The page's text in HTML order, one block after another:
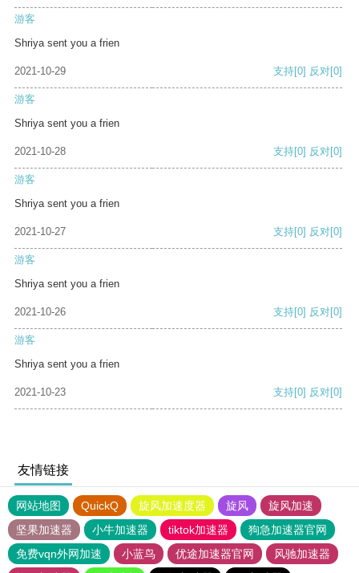
游客
Shriya sent you a frien
2021-10-29 支持[0] 反对[0]
游客
Shriya sent you a frien
2021-10-28 支持[0] 反对[0]
游客
Shriya sent you a frien
2021-10-27 支持[0] 反对[0]
游客
Shriya sent you a frien
2021-10-26 支持[0] 反对[0]
游客
Shriya sent you a frien
2021-10-23 支持[0] 反对[0]
友情链接
网站地图 QuickQ 旋风加速度器 旋风
旋风加速
坚果加速器
小牛加速器 tiktok加速器
狗急加速器官网
免费vqn外网加速
小蓝鸟 优途加速器官网
风驰加速器